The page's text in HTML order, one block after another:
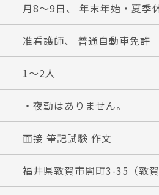
月8～9日、 年末年始・夏季
准看護師、 普通自動車免許
1～2人
・夜勤はありません。
面接 筆記試験 作文
福井県敦賀市開町3-35（敦